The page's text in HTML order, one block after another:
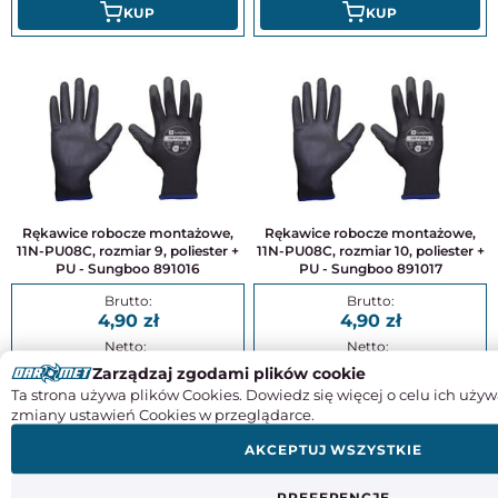
KUP KUP
Rękawice robocze montażowe,
11N-PU08C, rozmiar 9, poliester +
PU - Sungboo 891016
4,90
3,98
KUP
Rękawice robocze montażowe,
11N-PU08C, rozmiar 10, poliester +
PU - Sungboo 891017
4,90
3,98
KUP
Zarządzaj zgodami plików cookie
Ta strona używa plików Cookies. Dowiedz się więcej o celu ich
zmiany ustawień Cookies w przeglądarce.
AKCEPTUJ WSZYSTKIE